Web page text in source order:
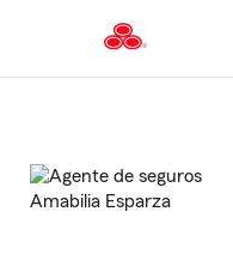
al
principal